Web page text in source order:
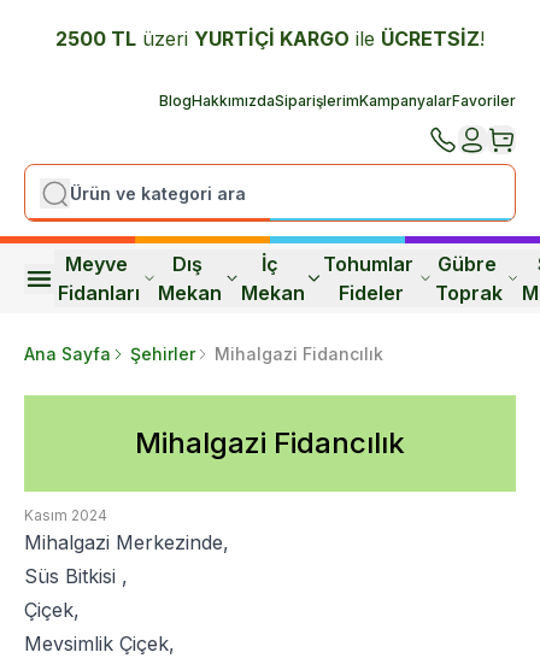
2500 TL üzeri YURTİÇİ KARGO ile ÜCRETSİZ!
BlogHakkımızdaSiparişlerimKampanyalarFavoriler
Meyve
Fidanları
Dış
Mekan
İç
Mekan
Tohumlar
Fideler
Gübre
Toprak
Ana Sayfa Şehirler Mihalgazi Fidancılık
Mihalgazi Fidancılık
Kasım 2024
Mihalgazi Merkezinde,
Süs Bitkisi ,
Çiçek,
Mevsimlik Çiçek,